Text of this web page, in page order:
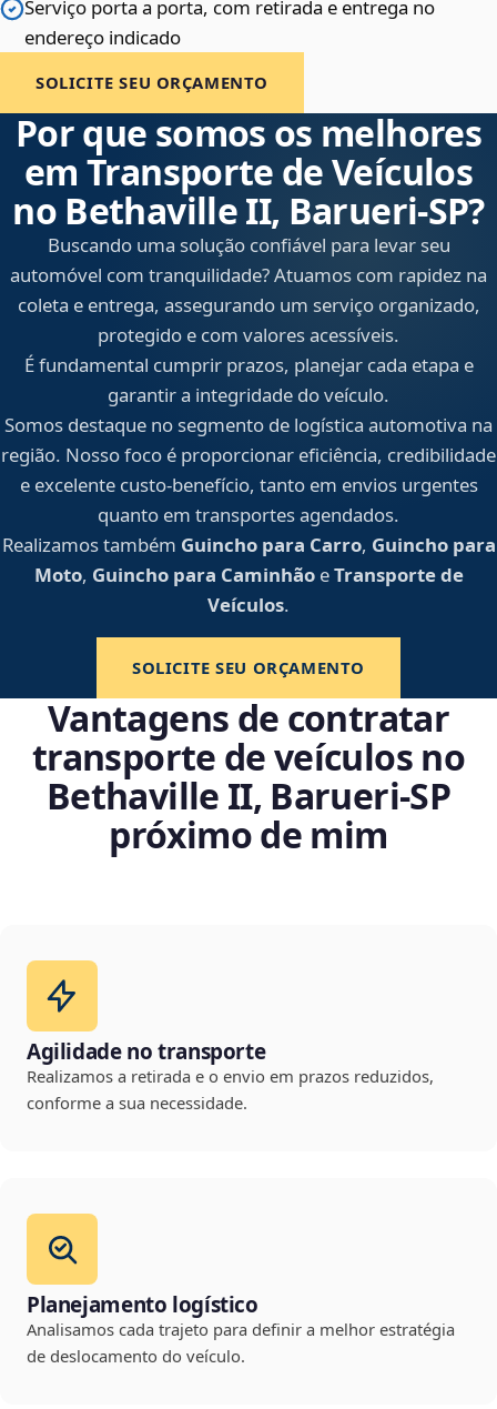
Serviço porta a porta, com retirada e entrega no
endereço indicado
SOLICITE SEU ORÇAMENTO
Por que somos os melhores
em Transporte de Veículos
no Bethaville II, Barueri‑SP?
Buscando uma solução confiável para levar seu
automóvel com tranquilidade? Atuamos com rapidez na
coleta e entrega, assegurando um serviço organizado,
protegido e com valores acessíveis.
É fundamental cumprir prazos, planejar cada etapa e
garantir a integridade do veículo.
Somos destaque no segmento de logística automotiva na
região. Nosso foco é proporcionar eficiência, credibilidade
e excelente custo-benefício, tanto em envios urgentes
quanto em transportes agendados.
Realizamos também Guincho para Carro, Guincho para
Moto, Guincho para CaminhãoeTransporte de
Veículos.
SOLICITE SEU ORÇAMENTO
Vantagens de contratar
transporte de veículos no
Bethaville II, Barueri‑SP
próximo de mim
Agilidade no transporte
Realizamos a retirada e o envio em prazos reduzidos,
conforme a sua necessidade.
Planejamento logístico
Analisamos cada trajeto para definir a melhor estratégia
de deslocamento do veículo.